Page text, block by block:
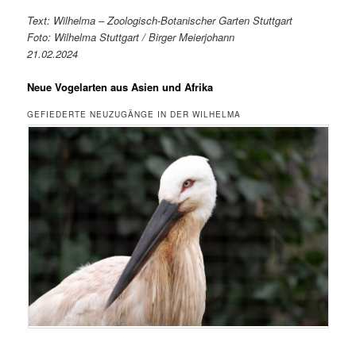
Text: Wilhelma – Zoologisch-Botanischer Garten Stuttgart
Foto: Wilhelma Stuttgart / Birger Meierjohann
21.02.2024
Neue Vogelarten aus Asien und Afrika
GEFIEDERTE NEUZUGÄNGE IN DER WILHELMA